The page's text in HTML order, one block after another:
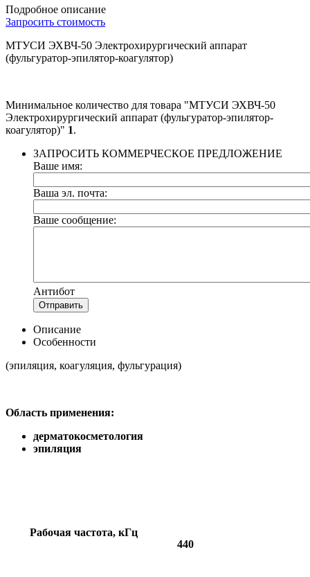
Подробное описание
Запросить стоимость
МТУСИ ЭХВЧ-50 Электрохирургический аппарат
(фульгуратор-эпилятор-коагулятор)
Минимальное количество для товара "МТУСИ ЭХВЧ-50
Электрохирургический аппарат (фульгуратор-эпилятор-
коагулятор)" 1.
ЗАПРОСИТЬ КОММЕРЧЕСКОЕ ПРЕДЛОЖЕНИЕ
Ваше имя:
Ваша эл. почта:
Ваше сообщение:
Антибот
Отправить
Описание
Особенности
(эпиляция, коагуляция, фульгурация)
Область применения:
дерматокосметология
эпиляция
Рабочая частота, кГц
440